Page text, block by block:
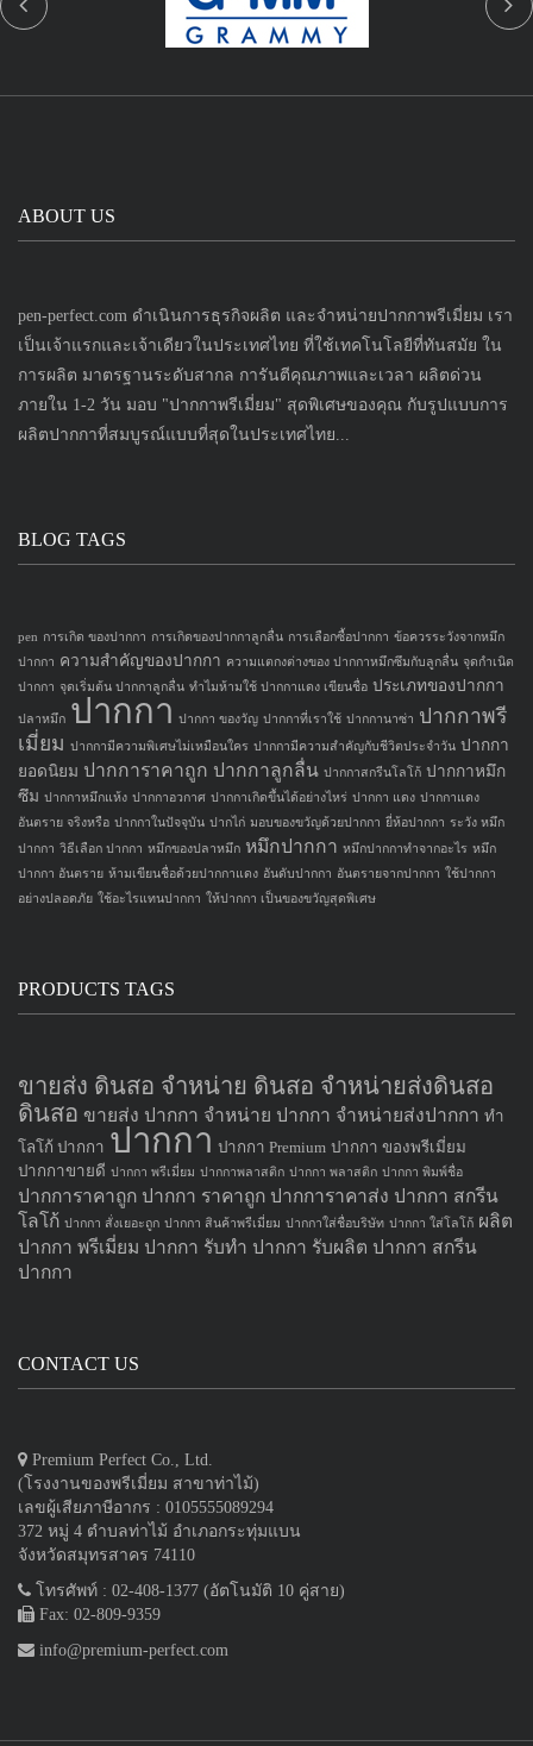
ABOUT US
pen-perfect.com ดำเนินการธุรกิจผลิต และจำหน่ายปากกาพรีเมี่ยม เรา
เป็นเจ้าแรกและเจ้าเดียวในประเทศไทย ที่ใช้เทคโนโลยีที่ทันสมัย ใน
การผลิต มาตรฐานระดับสากล การันตีคุณภาพและเวลา ผลิตด่วน
ภายใน 1-2 วัน มอบ "ปากกาพรีเมี่ยม" สุดพิเศษของคุณ กับรูปแบบการ
ผลิตปากกาที่สมบูรณ์แบบที่สุดในประเทศไทย...
BLOG TAGS
pen การเกิด ของปากกา การเกิดของปากกาลูกลื่น การเลือกซื้อปากกา ข้อควรระวังจากหมึก
ปากกา ความสำคัญของปากกา ความแตกงต่างของ ปากกาหมึกซึมกับลูกลื่น จุดกำเนิด
ปากกา จุดเริ่มต้น ปากกาลูกลื่น ทำไมห้ามใช้ ปากกาแดง เขียนชื่อ ประเภทของปากกา
ปลาหมึก ปากกา ปากกา ของวัญ ปากกาที่เราใช้ ปากกานาซ่า ปากกาพรี
เมี่ยม ปากกามีความพิเศษไม่เหมือนใคร ปากกามีความสำคัญกับชีวิตประจำวัน ปากกา
ยอดนิยม ปากการาคาถูก ปากกาลูกลื่น ปากกาสกรีนโลโก้ ปากกาหมึก
ซึม ปากกาหมึกแห้ง ปากกาอวกาศ ปากกาเกิดขึ้นได้อย่างไหร่ ปากกา แดง ปากกาแดง
อันตราย จริงหรือ ปากกาในปัจจุบัน ปากไก่ มอบของขวัญด้วยปากกา ยี่ห้อปากกา ระวัง หมึก
ปากกา วิธีเลือก ปากกา หมึกของปลาหมึก หมึกปากกา หมึกปากกาทำจากอะไร หมึก
ปากกา อันตราย ห้ามเขียนชื่อด้วยปากกาแดง อันดับปากกา อันตรายจากปากกา ใช้ปากกา
อย่างปลอดภัย ใช้อะไรแทนปากกา ให้ปากกา เป็นของขวัญสุดพิเศษ
PRODUCTS TAGS
ขายส่ง ดินสอ จำหน่าย ดินสอ จำหน่ายส่งดินสอ
ดินสอ ขายส่ง ปากกา จำหน่าย ปากกา จำหน่ายส่งปากกา ทำ
โลโก้ ปากกา ปากกา ปากกา Premium ปากกา ของพรีเมี่ยม
ปากกาขายดี ปากกา พรีเมี่ยม ปากกาพลาสติก ปากกา พลาสติก ปากกา พิมพ์ชื่อ
ปากการาคาถูก ปากกา ราคาถูก ปากการาคาส่ง ปากกา สกรีน
โลโก้ ปากกา สั่งเยอะถูก ปากกา สินค้าพรีเมี่ยม ปากกาใส่ชื่อบริษัท ปากกา ใส่โลโก้ ผลิต
ปากกา พรีเมี่ยม ปากกา รับทำ ปากกา รับผลิต ปากกา สกรีน
ปากกา
CONTACT US
Premium Perfect Co., Ltd.
(โรงงานของพรีเมี่ยม สาขาท่าไม้)
เลขผู้เสียภาษีอากร : 0105555089294
372 หมู่ 4 ตำบลท่าไม้ อำเภอกระทุ่มแบน
จังหวัดสมุทรสาคร 74110
โทรศัพท์ : 02-408-1377 (อัตโนมัติ 10 คู่สาย)
Fax: 02-809-9359
info@premium-perfect.com